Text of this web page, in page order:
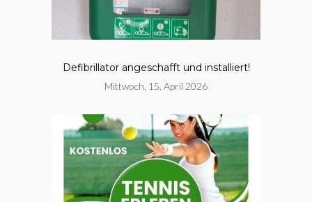
Defibrillator angeschafft und installiert!
Mittwoch, 15. April 2026